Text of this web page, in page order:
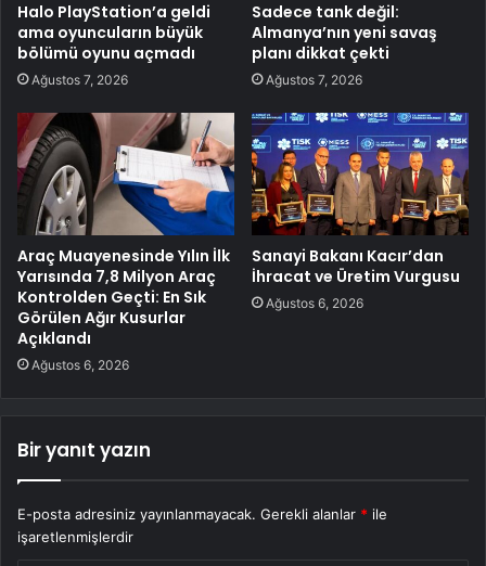
Halo PlayStation’a geldi
ama oyuncuların büyük
bölümü oyunu açmadı
Ağustos 7, 2026
Sadece tank değil:
Almanya’nın yeni savaş
planı dikkat çekti
Ağustos 7, 2026
Araç Muayenesinde Yılın İlk
Yarısında 7,8 Milyon Araç
Kontrolden Geçti: En Sık
Görülen Ağır Kusurlar
Açıklandı
Ağustos 6, 2026
Sanayi Bakanı Kacır’dan
İhracat ve Üretim Vurgusu
Ağustos 6, 2026
Bir yanıt yazın
E-posta adresiniz yayınlanmayacak. Gerekli alanlar * ile
işaretlenmişlerdir